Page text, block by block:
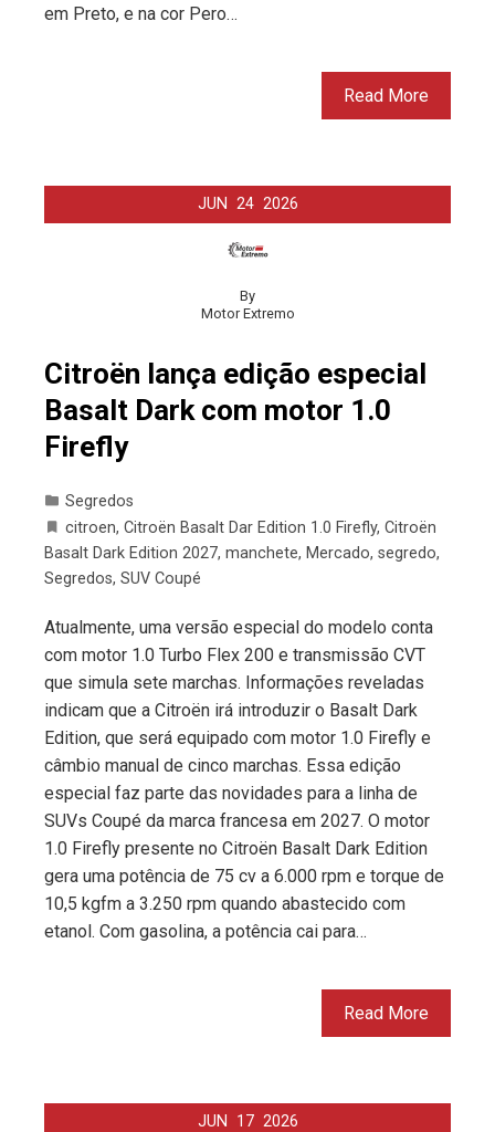
em Preto, e na cor Pero…
Read More
JUN 24 2026
By
Motor Extremo
Citroën lança edição especial
Basalt Dark com motor 1.0
Firefly
Segredos
citroen, Citroën Basalt Dar Edition 1.0 Firefly, Citroën
Basalt Dark Edition 2027, manchete, Mercado, segredo,
Segredos, SUV Coupé
Atualmente, uma versão especial do modelo conta
com motor 1.0 Turbo Flex 200 e transmissão CVT
que simula sete marchas. Informações reveladas
indicam que a Citroën irá introduzir o Basalt Dark
Edition, que será equipado com motor 1.0 Firefly e
câmbio manual de cinco marchas. Essa edição
especial faz parte das novidades para a linha de
SUVs Coupé da marca francesa em 2027. O motor
1.0 Firefly presente no Citroën Basalt Dark Edition
gera uma potência de 75 cv a 6.000 rpm e torque de
10,5 kgfm a 3.250 rpm quando abastecido com
etanol. Com gasolina, a potência cai para…
Read More
JUN 17 2026